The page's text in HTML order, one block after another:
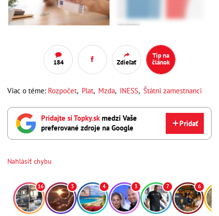
184 Zdieľať
Tip na
článok
Viac o téme: Rozpočet, Plat, Mzda, INESS, Štátni zamestnanci
Pridajte si Topky.skmedzi Vaše
preferované zdroje na Google
Pridať
Nahlásiť chybu
16 3 4 3 7 6